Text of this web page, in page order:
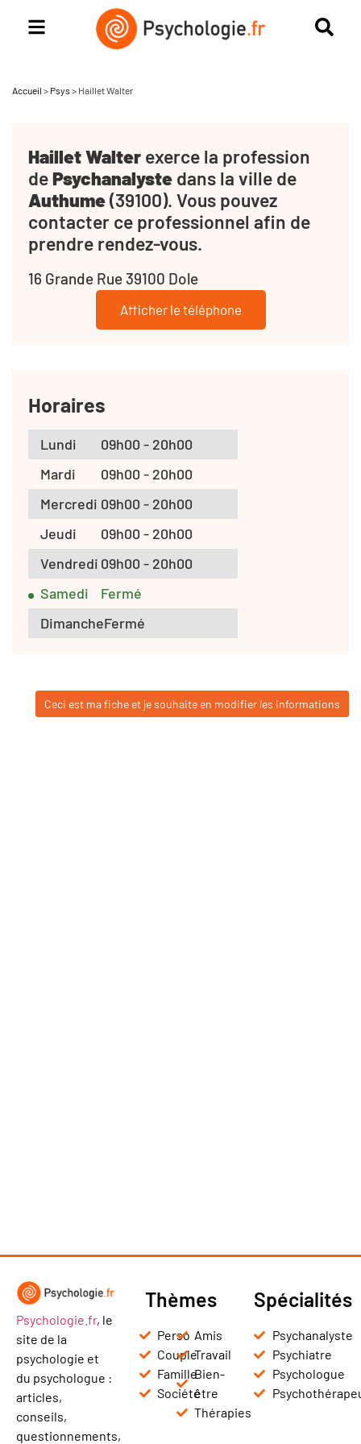
Accueil > Psys > Haillet Walter
Haillet Walter exerce la profession
dePsychanalyste dans la ville de
Authume(39100). Vous pouvez
contacter ce professionnel afin de
prendre rendez-vous.
16 Grande Rue 39100 Dole
Afficher le téléphone
Horaires
Lundi
09h00 - 20h00
Mardi
09h00 - 20h00
Mercredi 09h00 - 20h00
Jeudi
09h00 - 20h00
Vendredi 09h00 - 20h00
Samedi
Fermé
DimancheFermé
Ceci est ma fiche et je souhaite en modifier les informations
Psychologie.fr, le
site de la
psychologie et
du psychologue :
articles,
conseils,
questionnements,
Thèmes
Perso
Couple
Famille
Société
Amis
Travail
Bien-
être
Thérapies
Spécialités
Psychanalyste
Psychiatre
Psychologue